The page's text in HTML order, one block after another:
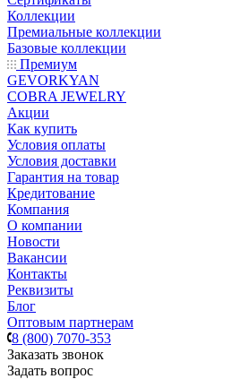
Коллекции
Премиальные коллекции
Базовые коллекции
Премиум
GEVORKYAN
COBRA JEWELRY
Акции
Как купить
Условия оплаты
Условия доставки
Гарантия на товар
Кредитование
Компания
О компании
Новости
Вакансии
Контакты
Реквизиты
Блог
Оптовым партнерам
8 (800) 7070-353
Заказать звонок
Задать вопрос